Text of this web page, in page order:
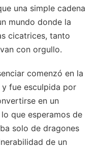
una simple cadena
mundo donde la
cicatrices, tanto
con orgullo.
comenzó en la
fue esculpida por
en un
que esperamos de
solo de dragones
de un